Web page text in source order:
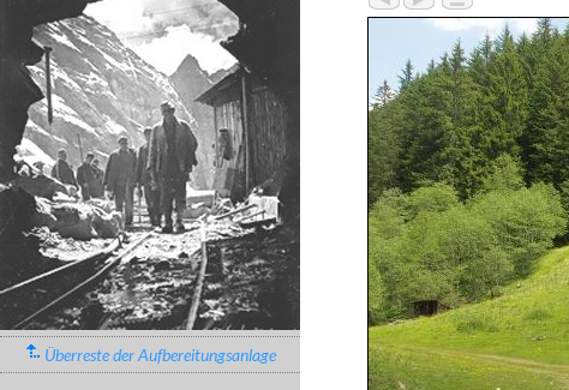
Überreste der Aufbereitungsanlage